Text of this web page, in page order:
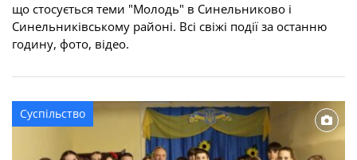
що стосується теми "Молодь" в Синельниково і
Синельниківському районі. Всі свіжі події за останню
годину, фото, відео.
Суспільство